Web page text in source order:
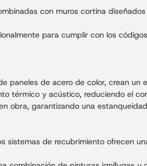
con muros cortina
para cumplir con los
paneles de acero de color, crean un
térmico y acústico, reduciendo el
obra, garantizando una
sistemas de recubrimiento ofrecen